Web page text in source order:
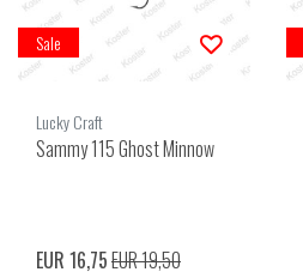
Sale
Lucky Craft
Sammy 115 Ghost Minnow
EUR 16,75EUR 19,50